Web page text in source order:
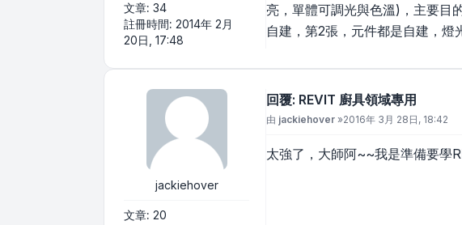
文章: 34
註冊時間: 2014年 2月
20日, 17:48
亮，單體可調光與色溫)，主要目
自建，第2張，元件都是自建，燈
jackiehover
文章: 20
回覆: REVIT 廚具領域專用
文章
由 jackiehover »2016年 3月 28日, 18:42
太強了，大師阿~~我是準備要學